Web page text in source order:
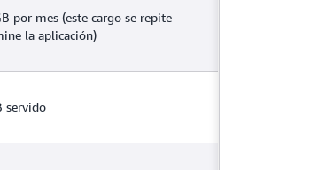
por mes (este cargo se repite
la aplicación)
servido